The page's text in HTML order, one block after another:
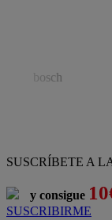
SUSCRÍBETE A
y consigue
SUSCRIBIRME